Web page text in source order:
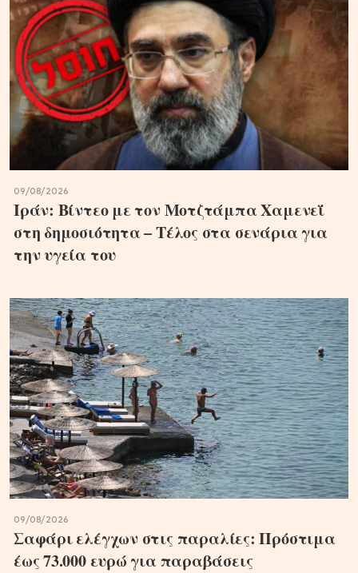
09/08/2026
Ιράν: Βίντεο με τον Μοτζτάμπα Χαμενεΐ
στη δημοσιότητα – Τέλος στα σενάρια για
την υγεία του
09/08/2026
Σαφάρι ελέγχων στις παραλίες: Πρόστιμα
έως 73.000 ευρώ για παραβάσεις